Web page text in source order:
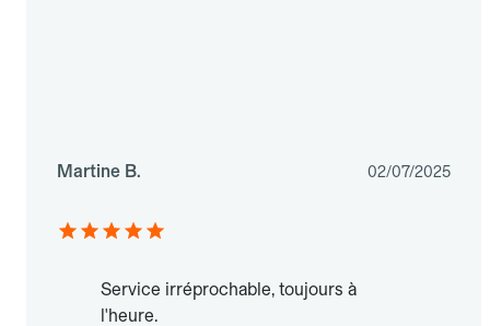
Martine B. 02/07/2025
Service irréprochable, toujours à
l'heure.